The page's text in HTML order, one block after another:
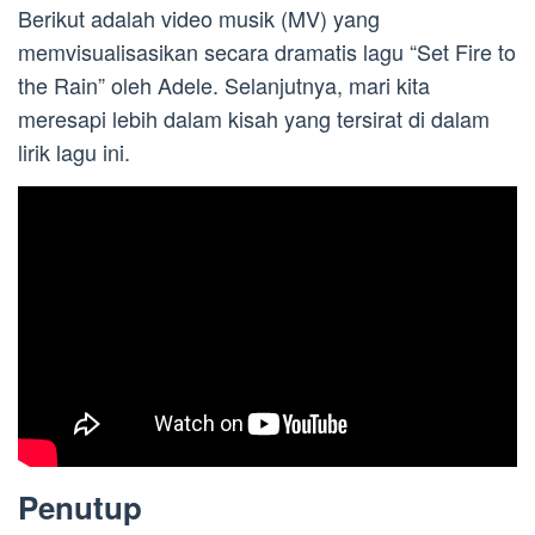
Berikut adalah video musik (MV) yang
memvisualisasikan secara dramatis lagu “Set Fire to
the Rain” oleh Adele. Selanjutnya, mari kita
meresapi lebih dalam kisah yang tersirat di dalam
lirik lagu ini.
Penutup